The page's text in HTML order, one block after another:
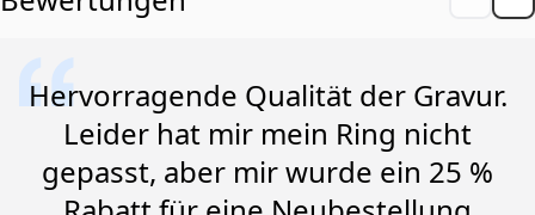
Hervorragende Qualität der Gravur.
Leider hat mir mein Ring nicht
gepasst, aber mir wurde ein 25 %